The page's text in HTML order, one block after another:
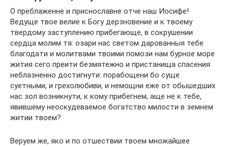
О преблаженне и приснославне отче наш Иосифе!
Ведуще твое велие к Богу дерзновение и к твоему
твердому заступлению прибегающе, в сокрушении
сердца молим тя: озари нас светом дарованныя тебе
благодати и молитвами твоими помози нам бурное море
жития сего преити безмятежно и пристанища спасения
неблазненно достигнути: порабощени бо суще
суетными, и грехолюбиви, и немощни еже от обышедших
нас зол возникнути, к кому прибегнем, аще не к тебе,
явившему неоскудеваемое богатство милости в земнем
житии твоем?
Веруем же, яко и по отшествии твоем множайшее